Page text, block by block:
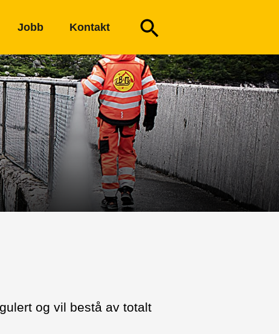
Jobb Kontakt
og vil bestå av totalt